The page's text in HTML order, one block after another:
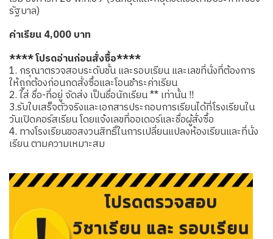
รัฐบาล)
ค่าเรียน 4,000 บาท
**** โปรดอ่านก่อนสั่งซื้อ****
1. กรุณาตรวจสอบระดับชั้น และรอบเรียน และเลขที่นั่งที่ต้องการ
ให้ถูกต้องก่อนกดสั่งซื้อและโอนชำระค่าเรียน
2. ใส่ ชื่อ-ที่อยู่ จัดส่ง เป็นชื่อนักเรียน ** เท่านั้น !!
3.รับใบเสร็จตัวจริงและเอกสารประกอบการเรียนได้ที่โรงเรียนใน
วันเปิดคอร์สเรียน โดยแจ้งเลขที่ออเดอร์และชื่อผู้สั่งซื้อ
4. ทางโรงเรียนขอสงวนสิทธิ์ในการเปลี่ยนแปลงห้องเรียนและที่นั่ง
เรียน ตามความเหมาะสม